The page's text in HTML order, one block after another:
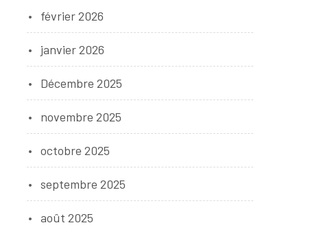
février 2026
janvier 2026
Décembre 2025
novembre 2025
octobre 2025
septembre 2025
août 2025